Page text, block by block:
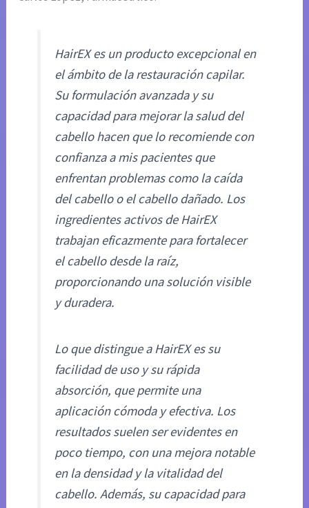
HairEX es un producto excepcional en
el ámbito de la restauración capilar.
Su formulación avanzada y su
capacidad para mejorar la salud del
cabello hacen que lo recomiende con
confianza a mis pacientes que
enfrentan problemas como la caída
del cabello o el cabello dañado. Los
ingredientes activos de HairEX
trabajan eficazmente para fortalecer
el cabello desde la raíz,
proporcionando una solución visible
y duradera.
Lo que distingue a HairEX es su
facilidad de uso y su rápida
absorción, que permite una
aplicación cómoda y efectiva. Los
resultados suelen ser evidentes en
poco tiempo, con una mejora notable
en la densidad y la vitalidad del
cabello. Además, su capacidad para